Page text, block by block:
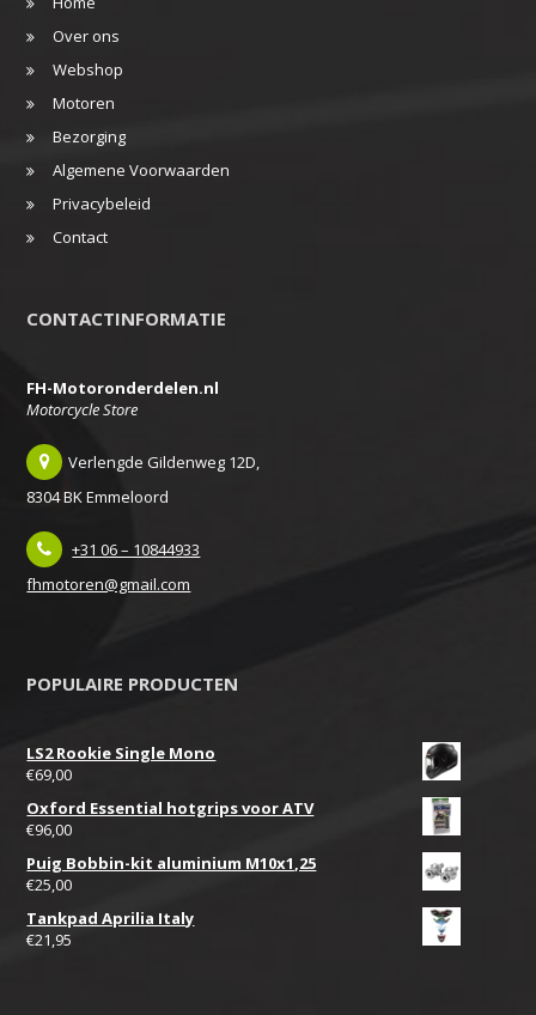
Over ons
Webshop
Motoren
Bezorging
Algemene Voorwaarden
Privacybeleid
Contact
CONTACTINFORMATIE
FH-Motoronderdelen.nl
Motorcycle Store
Verlengde Gildenweg 12D,
8304 BK Emmeloord
+31 06 – 10844933
fhmotoren@gmail.com
POPULAIRE PRODUCTEN
LS2 Rookie Single Mono
€69,00
Oxford Essential hotgrips voor ATV
€96,00
Puig Bobbin-kit aluminium M10x1,25
€25,00
Tankpad Aprilia Italy
€21,95